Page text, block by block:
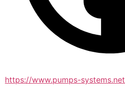
https://www.pumps-